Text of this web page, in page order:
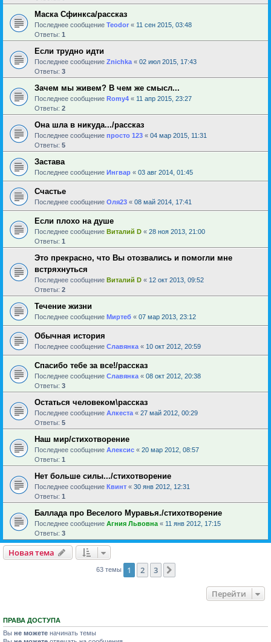
Маска Сфинкса/рассказ
Последнее сообщение Teodor « 11 сен 2015, 03:48
Ответы: 1
Если трудно идти
Последнее сообщение Znichka « 02 июл 2015, 17:43
Ответы: 3
Зачем мы живем? В чем же смысл...
Последнее сообщение Romy4 « 11 апр 2015, 23:27
Ответы: 2
Она шла в никуда.../рассказ
Последнее сообщение просто 123 « 04 мар 2015, 11:31
Ответы: 5
Застава
Последнее сообщение Ингвар « 03 авг 2014, 01:45
Счастье
Последнее сообщение Оля23 « 08 май 2014, 17:41
Если плохо на душе
Последнее сообщение Виталий D « 28 ноя 2013, 21:00
Ответы: 1
Это прекрасно, что Вы отозвались и помогли мне
встряхнуться
Последнее сообщение Виталий D « 12 окт 2013, 09:52
Ответы: 2
Течение жизни
Последнее сообщение Миртеб « 07 мар 2013, 23:12
Обычная история
Последнее сообщение Славянка « 10 окт 2012, 20:59
Спасибо тебе за все!/рассказ
Последнее сообщение Славянка « 08 окт 2012, 20:38
Ответы: 3
Остаться человеком\рассказ
Последнее сообщение Алкеста « 27 май 2012, 00:29
Ответы: 5
Наш мир/стихотворение
Последнее сообщение Алексис « 20 мар 2012, 08:57
Ответы: 1
Нет больше силы.../стихотворение
Последнее сообщение Квинт « 30 янв 2012, 12:31
Ответы: 1
Баллада про Веселого Муравья./стихотворение
Последнее сообщение Агния Львовна « 11 янв 2012, 17:15
Ответы: 3
Новая тема
63 темы 1 2 3
Перейти
ПРАВА ДОСТУПА
Вы не можете начинать темы